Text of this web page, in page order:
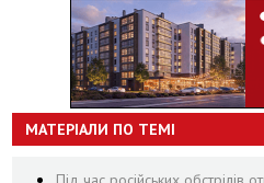
МАТЕРІАЛИ ПО ТЕМІ